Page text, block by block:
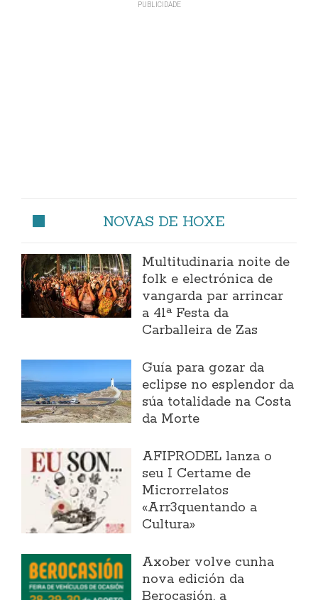
NOVAS DE HOXE
Multitudinaria noite de
folk e electrónica de
vangarda par arrincar
a 41ª Festa da
Carballeira de Zas
Guía para gozar da
eclipse no esplendor da
súa totalidade na Costa
da Morte
AFIPRODEL lanza o
seu I Certame de
Microrrelatos
«Arr3quentando a
Cultura»
Axober volve cunha
nova edición da